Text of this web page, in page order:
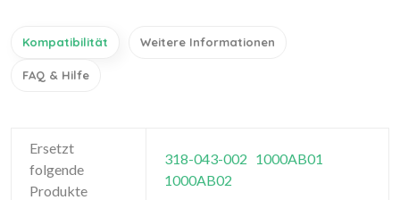
Kompatibilität Weitere Informationen
FAQ & Hilfe
Ersetzt
folgende
Produkte
318-043-002 1000AB01
1000AB02